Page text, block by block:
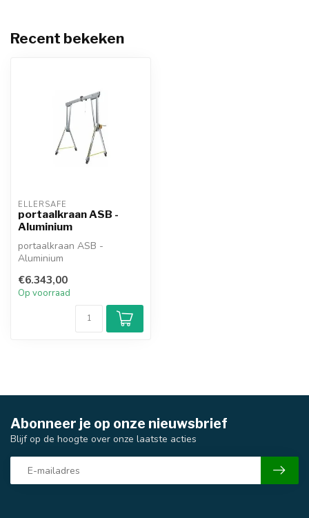
Recent bekeken
ELLERSAFE
portaalkraan ASB -
Aluminium
portaalkraan ASB -
Aluminium
€6.343,00
Op voorraad
Abonneer je op onze nieuwsbrief
Blijf op de hoogte over onze laatste acties